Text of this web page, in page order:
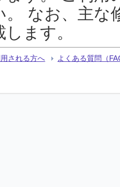
。 なお、主な
ます。
される方へ よくある質問（